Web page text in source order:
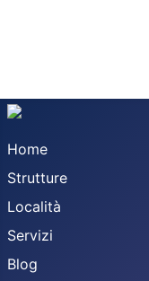
Home
Strutture
Località
Servizi
Blog